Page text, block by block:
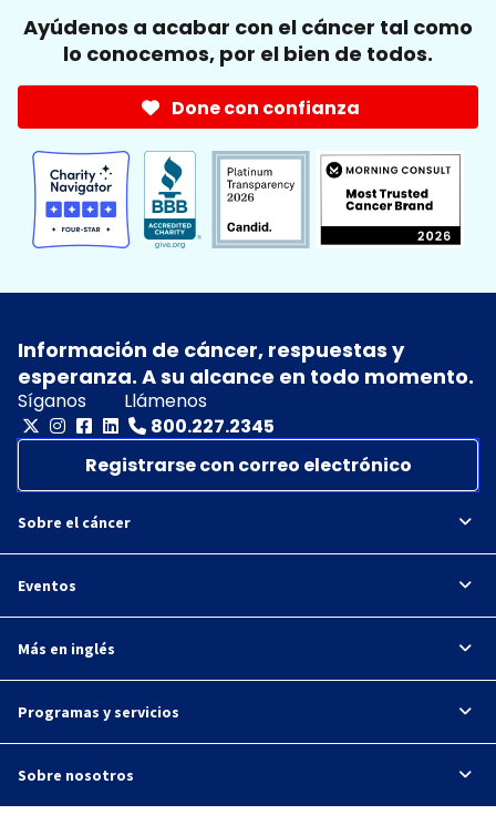
Ayúdenos a acabar con el cáncer tal como
lo conocemos, por el bien de todos.
Done con confianza
Información de cáncer, respuestas y
esperanza. A su alcance en todo momento.
Síganos
Llámenos
800.227.2345
Registrarse con correo electrónico
Sobre el cáncer
Eventos
Más en inglés
Programas y servicios
Sobre nosotros